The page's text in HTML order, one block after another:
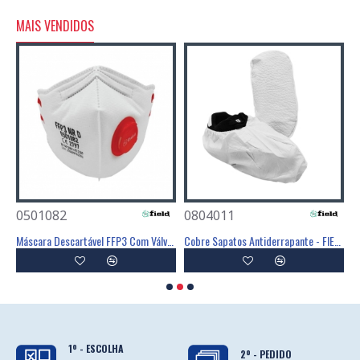
MAIS VENDIDOS
0501082 0804011
1º - ESCOLHA 2º - PEDIDO